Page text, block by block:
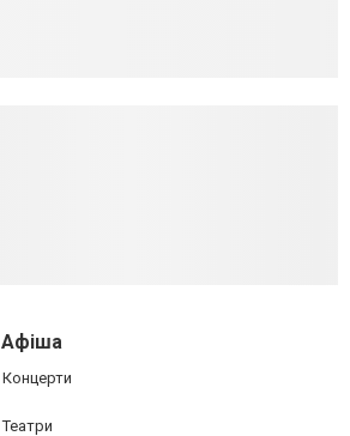
Афіша
Концерти
Театри